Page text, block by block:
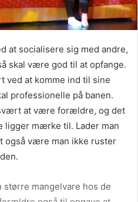
at socialisere sig med andre,
skal være god til at opfange.
at komme ind til sine
professionelle på banen.
at være forældre, og det
ligger mærke til. Lader man
også være man ikke ruster
mangelvare hos de